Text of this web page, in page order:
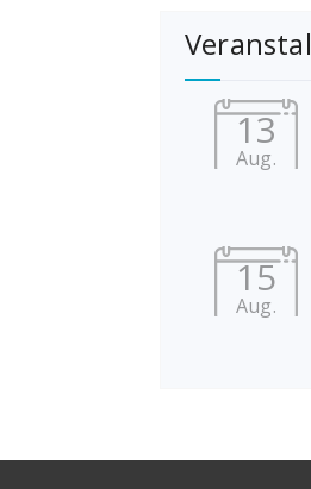
13
Aug.
15
Aug.